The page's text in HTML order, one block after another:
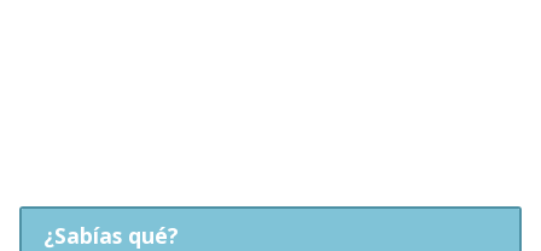
¿Sabías qué?